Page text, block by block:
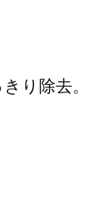
り除去。